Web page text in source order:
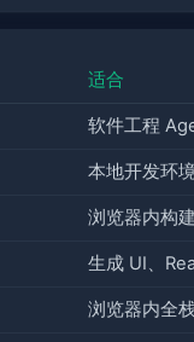
适合
软件工程
本地开发环
浏览器内构
生成 UI、
浏览器内全